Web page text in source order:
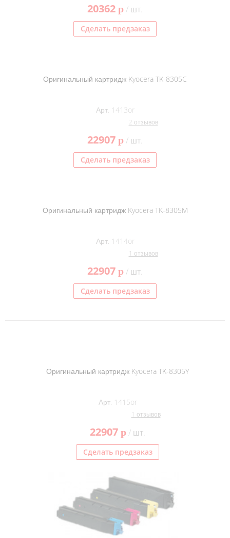
20362 p/ шт.
Сделать предзаказ
Оригинальный картридж Kyocera TK-8305C
Арт. 1413or
2 отзывов
22907 p/ шт.
Сделать предзаказ
Оригинальный картридж Kyocera TK-8305M
Арт. 1414or
1 отзывов
22907 p/ шт.
Сделать предзаказ
Оригинальный картридж Kyocera TK-8305Y
Арт. 1415or
1 отзывов
22907 p/ шт.
Сделать предзаказ